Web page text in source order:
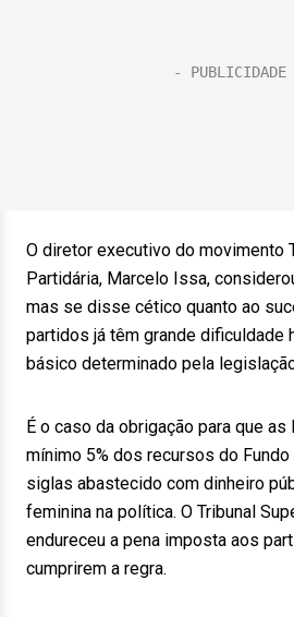
O diretor executivo do movimento
Partidária, Marcelo Issa,
mas se disse cético quanto ao
partidos já têm grande dificuldade
básico determinado pela
É o caso da obrigação para que
mínimo 5% dos recursos do
siglas abastecido com dinheiro
feminina na política. O Tribunal
endureceu a pena imposta aos
cumprirem a regra.